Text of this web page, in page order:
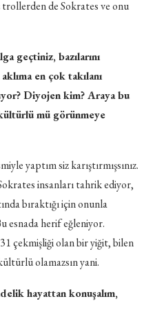
trollerden de Sokrates ve onu
geçtiniz, bazılarını
en çok takılanı
Diyojen kim? Araya bu
mü görünmeye
yaptım siz karıştırmışsınız.
insanları tahrik ediyor,
bıraktığı için onunla
esnada herif eğleniyor.
çekmişliği olan bir yiğit, bilen
olamazsın yani.
hayattan konuşalım,